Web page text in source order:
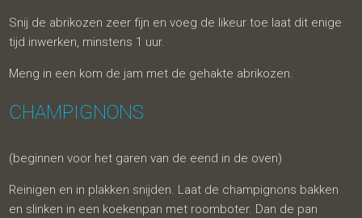
Snij de abrikozen zeer fijn en voeg de likeur toe laat dit enige
tijd inwerken, minstens 1 uur.
Meng in een kom de jam met de gehakte abrikozen.
CHAMPIGNONS
(beginnen voor het garen van de eend in de oven)
Reinigen en in plakken snijden. Laat de champignons bakken
en slinken in een koekenpan met roomboter. Dan de pan